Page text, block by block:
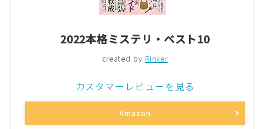
2022本格ミステリ・ベスト10
created by Rinker
カスタマーレビューを見る
Amazon